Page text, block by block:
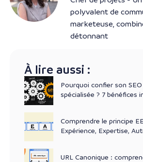
polyvalent de
marketeuse,
détonnant
À lire aussi :
Pourquoi confier son
spécialisée ? 7 bénéfices
Comprendre le principe
Expérience, Expertise,
URL Canonique :